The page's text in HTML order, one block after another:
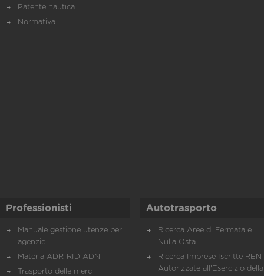
Patente nautica
Normativa
Professionisti
Manuale gestione utenze per
agenzie
Materia ADR-RID-ADN
Trasporto delle merci
Autotrasporto
Ricerca Aree di Fermata e
Nulla Osta
Ricerca Imprese Iscritte REN
Autorizzate all'Esercizio della